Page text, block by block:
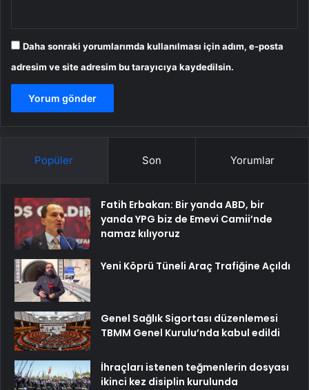
Daha sonraki yorumlarımda kullanılması için adım, e-posta
adresim ve site adresim bu tarayıcıya kaydedilsin.
Popüler Son Yorumlar
Fatih Erbakan: Bir yanda ABD, bir
yanda YPG biz de Emevi Camii’nde
namaz kılıyoruz
Yeni Köprü Tüneli Araç Trafiğine Açıldı
Genel Sağlık Sigortası düzenlemesi
TBMM Genel Kurulu’nda kabul edildi
İhraçları istenen teğmenlerin dosyası
ikinci kez disiplin kurulunda